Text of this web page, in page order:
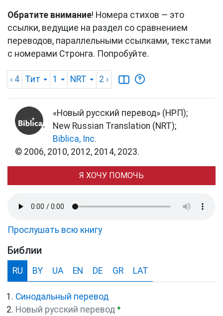
Обратите внимание! Номера стихов — это
ссылки, ведущие на раздел со сравнением
переводов, параллельными ссылками, текстами
с номерами Стронга. Попробуйте.
‹ 4 Тит 1 NRT 2 ›
«Новый русский перевод» (НРП);
New Russian Translation (NRT);
Biblica, Inc.
© 2006, 2010, 2012, 2014, 2023.
Я ХОЧУ ПОМОЧЬ
Прослушать всю книгу
Библии
RU BY UA EN DE GR LAT
Синодальный перевод
Новый русский перевод ●